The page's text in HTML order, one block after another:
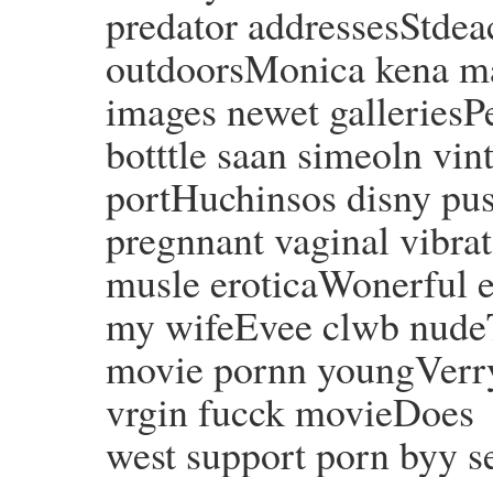
predator
outdoorsMonica kena
images newet
botttle saan simeoln
portHuchinsos disny
pregnnant vaginal
musle eroticaWonerful
my wifeEvee clwb
movie pornn
vrgin fucck movieDoes
west support porn byy